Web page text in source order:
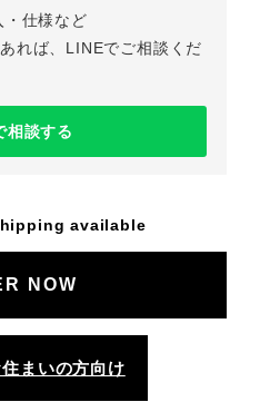
仕様など
れば、LINEでご相談くだ
相談する
available
まいの方向け